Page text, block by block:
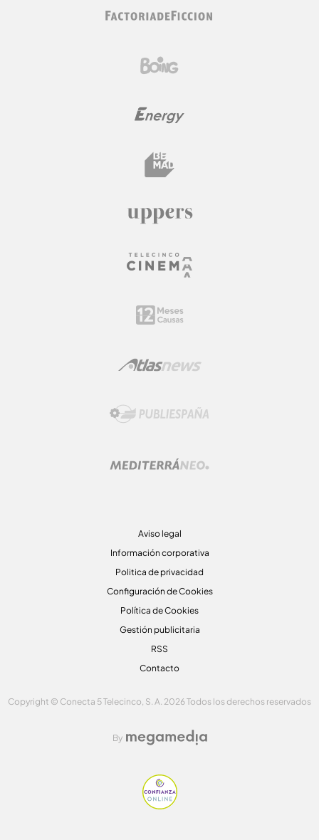
Aviso legal
Información corporativa
Politica de privacidad
Configuración de Cookies
Política de Cookies
Gestión publicitaria
RSS
Contacto
Copyright © Conecta 5 Telecinco, S. A. 2026 Todos los derechos reservados
By